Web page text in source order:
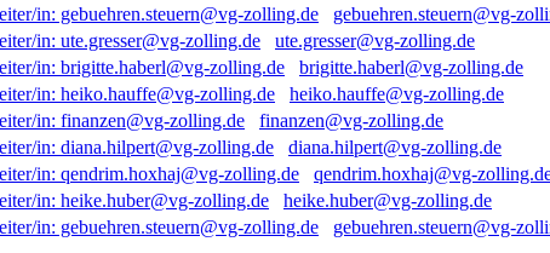
gebuehren.steuern@vg-
ute.gresser@vg-zolling.de
brigitte.haberl@vg-zolling.de
heiko.hauffe@vg-zolling.de
finanzen@vg-zolling.de
diana.hilpert@vg-zolling.de
qendrim.hoxhaj@vg-
heike.huber@vg-zolling.de
gebuehren.steuern@vg-